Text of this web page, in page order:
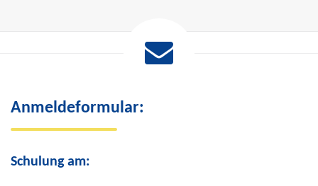
Anmeldeformular:
Schulung am: